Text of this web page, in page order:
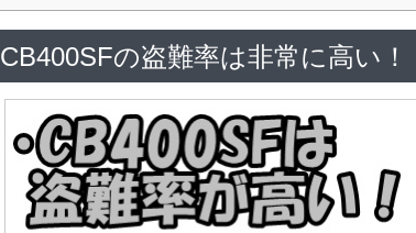
CB400SFの盗難率は非常に高い！